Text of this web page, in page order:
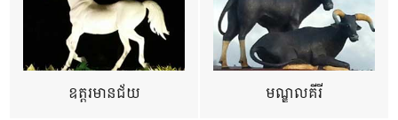
ឧត្ដរមានជ័យ មណ្ឌលគីរី